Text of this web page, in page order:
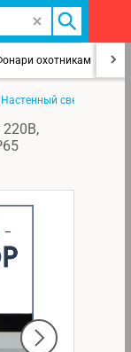
охотникам
Настенный светильник